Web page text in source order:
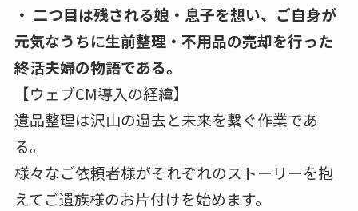
・ 二つ目は残される娘・息子を想い、ご自身が
元気なうちに生前整理・不用品の売却を行った
終活夫婦の物語である。
【ウェブCM導入の経緯】
遺品整理は沢山の過去と未来を繋ぐ作業であ
る。
様々なご依頼者様がそれぞれのストーリーを抱
えてご遺族様のお片付けを始めます。